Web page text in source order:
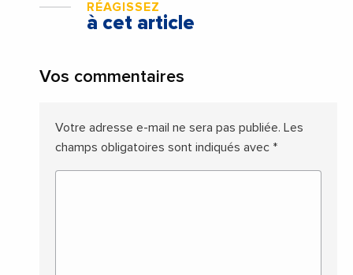
RÉAGISSEZ
à cet article
Vos commentaires
Votre adresse e-mail ne sera pas publiée. Les
champs obligatoires sont indiqués avec *